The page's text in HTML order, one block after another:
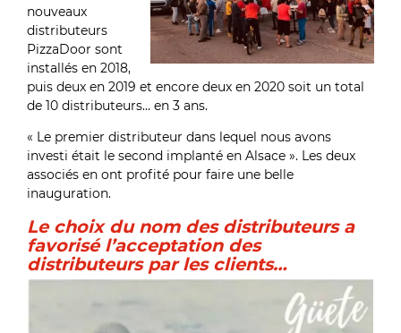
nouveaux
distributeurs
PizzaDoor sont
installés en 2018,
puis deux en 2019 et encore deux en 2020 soit un total
de 10 distributeurs… en 3 ans.
« Le premier distributeur dans lequel nous avons
investi était le second implanté en Alsace ». Les deux
associés en ont profité pour faire une belle
inauguration.
Le choix du nom des distributeurs a
favorisé l’acceptation des
distributeurs par les clients…